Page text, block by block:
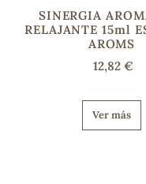
SINERGIA
RELAJANTE 15ml
AROMS
12,82 €
Ver más